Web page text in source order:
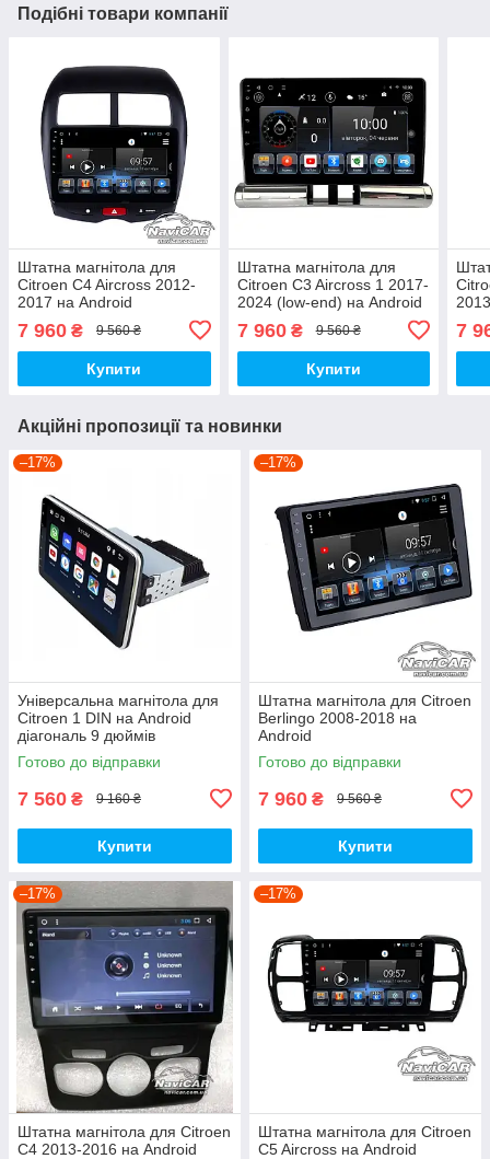
Подібні товари компанії
Штатна магнітола для
Citroen C4 Aircross 2012-
2017 на Android
7 960 ₴ 9 560 ₴
Купити
Штатна магнітола для
Citroen C3 Aircross 1 2017-
2024 (low-end) на Android
7 960₴ 9 560 ₴
Купити
7
Акційні пропозиції та новинки
–17%
Універсальна магнітола для
Citroen 1 DIN на Android
діагональ 9 дюймів
Готово до відправки
7 560 ₴ 9 160 ₴
Купити
–17%
Штатна магнітола для Citroen
Berlingo 2008-2018 на
Android
Готово до відправки
7 960 ₴ 9 560 ₴
Купити
–17%
Штатна магнітола для Citroen
C4 2013-2016 на Android
–17%
Штатна магнітола для Citroen
C5 Aircross на Android